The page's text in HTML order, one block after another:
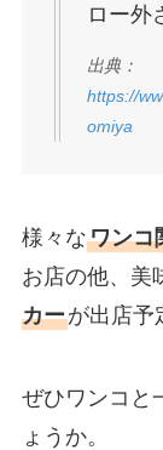
ロー外
出典：
https://
omiya
様々なワンコ
お店の他、美
カーが出店予
ぜひワンコと
ょうか。